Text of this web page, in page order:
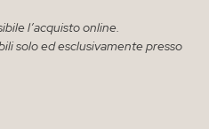
l’acquisto online.
solo ed esclusivamente presso